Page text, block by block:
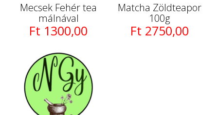
Mecsek Fehér tea
málnával
Ft 1300,00
Matcha Zöldteapor
100g
Ft 2750,00